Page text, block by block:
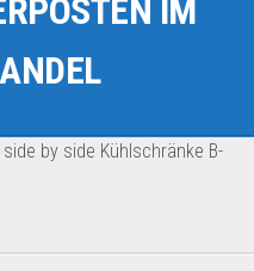
IM
by side Kühlschränke B-